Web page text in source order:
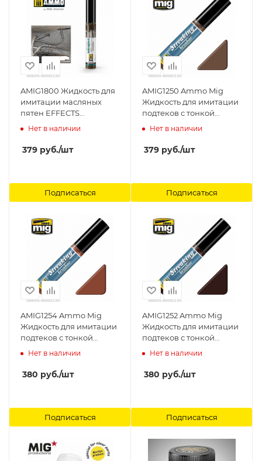
AMIG1800 Жидкость для
имитации масляных
пятен EFFECTS
BRUSHER - Fresh Engine
Нет в наличии
379 руб./шт
Подписаться
AMIG1250 Ammo Mig
Жидкость для имитации
подтеков с тонкой
кистью-аппликатором
Ammo Mig
Нет в наличии
379 руб./шт
Подписаться
AMIG1254 Ammo Mig
Жидкость для имитации
подтеков с тонкой
кистью-аппликатором
Нет в наличии
380 руб./шт
Подписаться
AMIG1252 Ammo Mig
Жидкость для имитации
подтеков с тонкой
кистью-аппликатором
Mig
Нет в наличии
380 руб./шт
Подписаться